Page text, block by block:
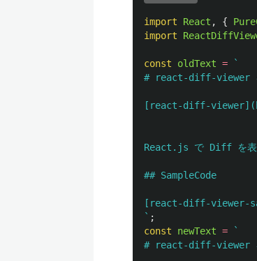
import React , {
import
const oldText =
`
# react-diff-viewer
[react-diff-
React.js で Diff を表
## SampleCode
[react-diff-viewer-
` ;
const
newText =
`
# react-diff-viewer